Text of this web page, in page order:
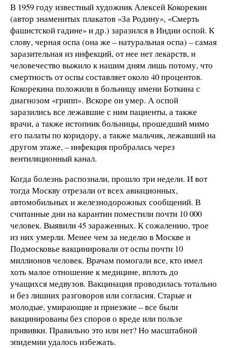
В 1959 году известный художник Алексей Кокорекин
(автор знаменитых плакатов «За Родину», «Смерть
фашистской гадине» и др.) заразился в Индии оспой. К
слову, черная оспа (она же – натуральная оспа) – самая
заразительная из инфекций, от нее нет лекарств, и
человечество выжило к нашим дням лишь потому, что
смертность от оспы составляет около 40 процентов.
Кокорекина положили в больницу имени Боткина с
диагнозом «грипп». Вскоре он умер. А оспой
заразились все лежавшие с ним пациенты, а также
врачи, а также истопник больницы, прошедший мимо
его палаты по коридору, а также мальчик, лежавший на
другом этаже, – инфекция пробралась через
вентиляционный канал.
Когда болезнь распознали, прошло три недели. И вот
тогда Москву отрезали от всех авиационных,
автомобильных и железнодорожных сообщений. В
считанные дни на карантин поместили почти 10 000
человек. Выявили 45 зараженных. К сожалению, трое
из них умерли. Менее чем за неделю в Москве и
Подмосковье вакцинировали от оспы почти 10
миллионов человек. Врачам помогали все, кто имел
хоть малое отношение к медицине, вплоть до
учащихся медвузов. Вакцинация проводилась тотально
и без лишних разговоров или согласия. Старые и
молодые, умирающие и приезжие – все были
вакцинированы без споров о вреде или пользе
прививки. Правильно это или нет? Но масштабной
эпидемии удалось избежать.